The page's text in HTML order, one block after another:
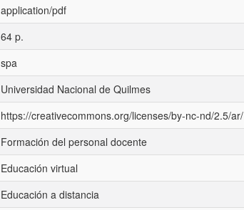
application/pdf
64 p.
spa
Universidad Nacional de Quilmes
https://creativecommons.org/licenses/by-nc-nd/2.5/ar/
Formación del personal docente
Educación virtual
Educación a distancia